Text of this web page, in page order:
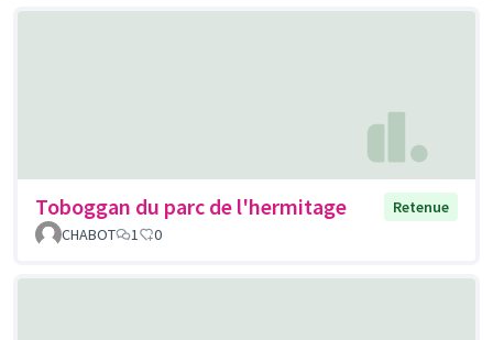
Toboggan du parc de l'hermitage
Retenue
CHABOT
1 0